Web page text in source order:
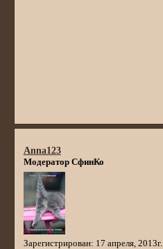
Anna123
Модератор СфинКо
Зарегистрирован: 17 апреля, 2013г.